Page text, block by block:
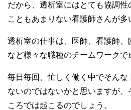
だから、透析室にはとても協調
こともあまりない看護師さんが多
透析室の仕事は、医師、看護師
など様々な職種のチームワークで
毎日毎回、忙しく働く中でそん
ないのではないかと思いますが、
ころでは起こるのでしょう。